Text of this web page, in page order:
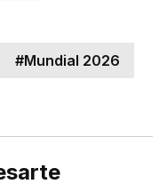
#Mundial 2026